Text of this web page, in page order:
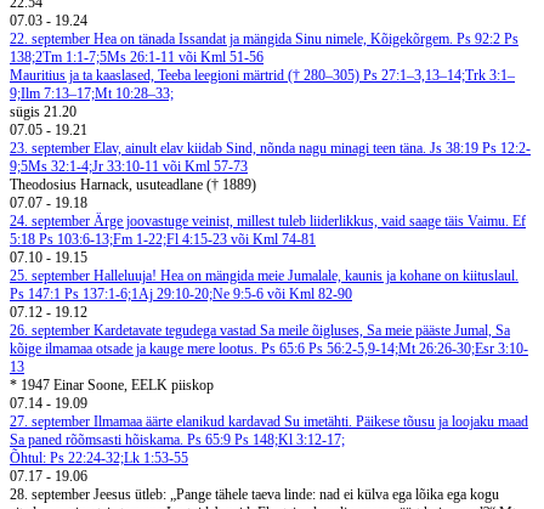
07.03 - 19.24
22. september Hea on tänada Issandat ja mängida Sinu nimele, Kõigekõrgem. Ps 92:2 Ps
138;2Tm 1:1-7;5Ms 26:1-11 või Kml 51-56
Mauritius ja ta kaaslased, Teeba leegioni märtrid († 280–305) Ps 27:1–3,13–14;Trk 3:1–
9;Ilm 7:13–17;Mt 10:28–33;
sügis 21.20
07.05 - 19.21
23. september Elav, ainult elav kiidab Sind, nõnda nagu minagi teen täna. Js 38:19 Ps 12:2-
9;5Ms 32:1-4;Jr 33:10-11 või Kml 57-73
Theodosius Harnack, usuteadlane († 1889)
07.07 - 19.18
24. september Ärge joovastuge veinist, millest tuleb liiderlikkus, vaid saage täis Vaimu. Ef
5:18 Ps 103:6-13;Fm 1-22;Fl 4:15-23 või Kml 74-81
07.10 - 19.15
25. september Halleluuja! Hea on mängida meie Jumalale, kaunis ja kohane on kiituslaul.
Ps 147:1 Ps 137:1-6;1Aj 29:10-20;Ne 9:5-6 või Kml 82-90
07.12 - 19.12
26. september Kardetavate tegudega vastad Sa meile õigluses, Sa meie pääste Jumal, Sa
kõige ilmamaa otsade ja kauge mere lootus. Ps 65:6 Ps 56:2-5,9-14;Mt 26:26-30;Esr 3:10-
13
* 1947 Einar Soone, EELK piiskop
07.14 - 19.09
27. september Ilmamaa äärte elanikud kardavad Su imetähti. Päikese tõusu ja loojaku maad
Sa paned rõõmsasti hõiskama. Ps 65:9 Ps 148;Kl 3:12-17;
Õhtul: Ps 22:24-32;Lk 1:53-55
07.17 - 19.06
28. september Jeesus ütleb: „Pange tähele taeva linde: nad ei külva ega lõika ega kogu